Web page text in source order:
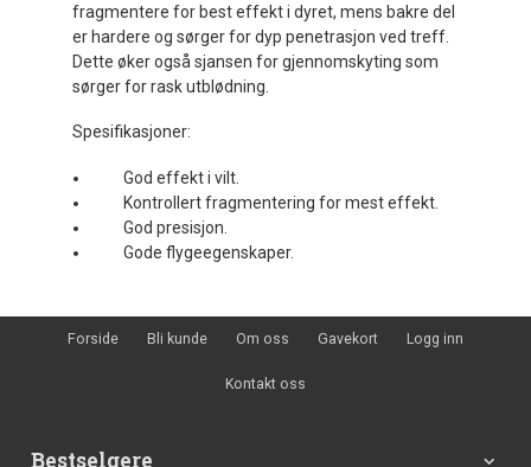
fragmentere for best effekt i dyret, mens bakre del
er hardere og sørger for dyp penetrasjon ved treff.
Dette øker også sjansen for gjennomskyting som
sørger for rask utblødning.
Spesifikasjoner:
God effekt i vilt.
Kontrollert fragmentering for mest effekt.
God presisjon.
Gode flygeegenskaper.
Forside Bli kunde Om oss Gavekort Logg inn
Kontakt oss
Bestselgere